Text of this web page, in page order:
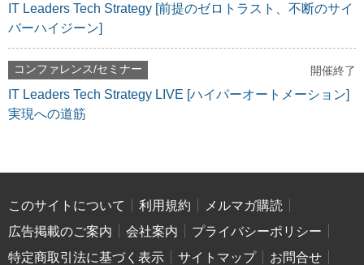
IT Leaders Tech Strategy [前提のゼロトラスト、不断のサイ
バーハイジーン]
コンファレンス/セミナー 開催終了
IT Leaders Tech Strategy LIVE [ハイパーオートメーション]
実現への道筋
このサイトについて 利用規約
メルマガ購読
広告掲載のご案内
会社案内
プライバシーポリシー
特定商取引法に基づく表示
サイトマップ
お問合せ